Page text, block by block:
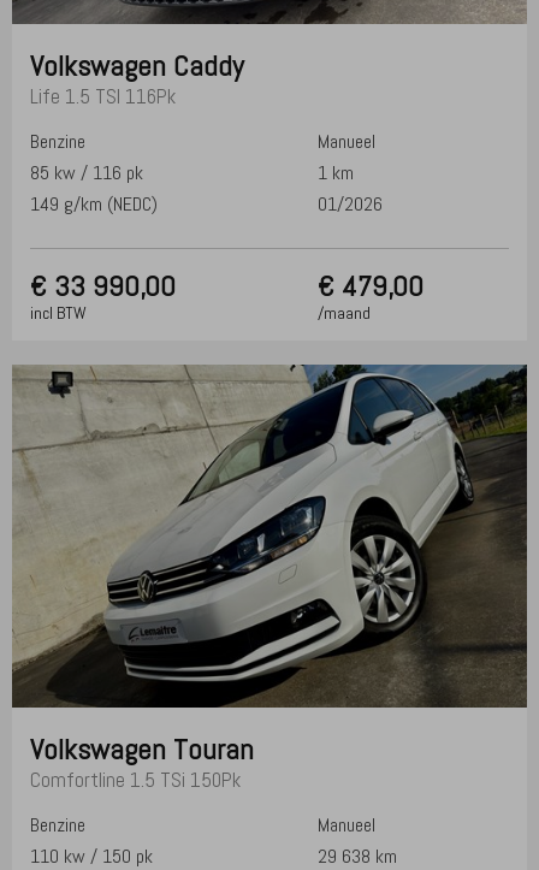
Volkswagen Caddy
Life 1.5 TSI 116Pk
Benzine
Manueel
85 kw / 116 pk
1 km
149 g/km (NEDC)
01/2026
€ 33 990,00
incl BTW
€ 479,00
/maand
Volkswagen Touran
Comfortline 1.5 TSi 150Pk
Benzine
Manueel
110 kw / 150 pk
29 638 km